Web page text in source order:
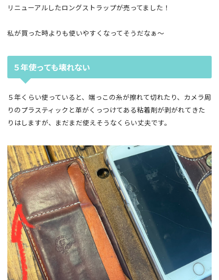
リニューアルしたロングストラップが売ってました！
私が買った時よりも使いやすくなってそうだなぁ〜
５年使っても壊れない
５年くらい使っていると、端っこの糸が擦れて切れたり、カメラ周
りのプラスティックと革がくっつけてある粘着剤が剥がれてきた
りはしますが、まだまだ使えそうなくらい丈夫です。